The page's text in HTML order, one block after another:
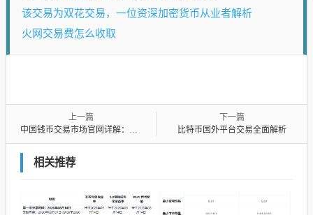
该交易为双花交易，一位资深加密货币从业者解析
火网交易费怎么收取
上一篇
中国钱币交易市场官网详解：你需要知道的一切
下一篇
比特币国外平台交易全面解析
相关推荐